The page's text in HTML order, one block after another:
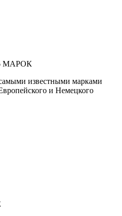
МАРОК
известными марками
и Немецкого